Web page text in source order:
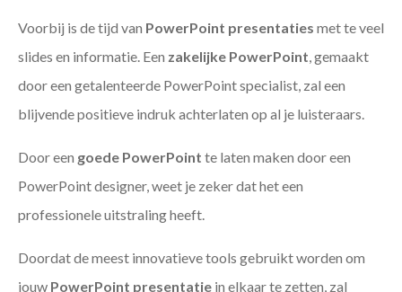
Voorbij is de tijd van PowerPoint presentaties met te veel
slides en informatie. Een zakelijke PowerPoint, gemaakt
door een getalenteerde PowerPoint specialist, zal een
blijvende positieve indruk achterlaten op al je luisteraars.
Door een goede PowerPoint te laten maken door een
PowerPoint designer, weet je zeker dat het een
professionele uitstraling heeft.
Doordat de meest innovatieve tools gebruikt worden om
jouw PowerPoint presentatie in elkaar te zetten, zal